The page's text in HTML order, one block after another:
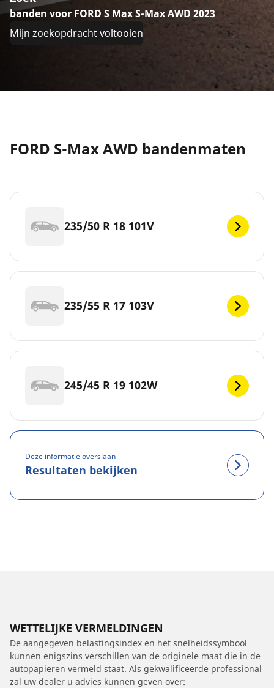
banden voor FORD S Max S-Max AWD 2023
Mijn zoekopdracht voltooien
FORD S-Max AWD bandenmaten
235/50 R 18 101V
235/55 R 17 103V
245/45 R 19 102W
Deze informatie overslaan
Resultaten bekijken
WETTELIJKE VERMELDINGEN
De aangegeven belastingsindex en het snelheidssymbool
kunnen enigszins verschillen van de originele maat die in de
autopapieren vermeld staat. Als gekwalificeerde professional
zal uw dealer u advies kunnen geven over: